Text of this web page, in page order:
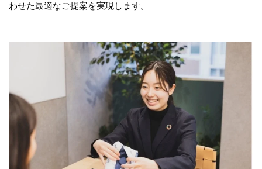
わせた最適なご提案を実現します。